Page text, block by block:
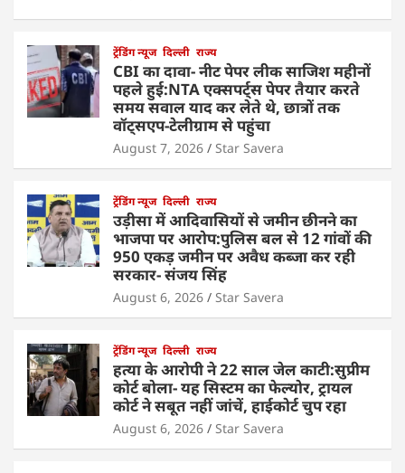
ट्रेंडिंग न्यूज दिल्ली राज्य
CBI का दावा- नीट पेपर लीक साजिश महीनों
पहले हुई:NTA एक्सपर्ट्स पेपर तैयार करते
समय सवाल याद कर लेते थे, छात्रों तक
वॉट्सएप-टेलीग्राम से पहुंचा
August 7, 2026 Star Savera
ट्रेंडिंग न्यूज दिल्ली राज्य
उड़ीसा में आदिवासियों से जमीन छीनने का
भाजपा पर आरोप:पुलिस बल से 12 गांवों की
950 एकड़ जमीन पर अवैध कब्जा कर रही
सरकार- संजय सिंह
August 6, 2026 Star Savera
ट्रेंडिंग न्यूज दिल्ली राज्य
हत्या के आरोपी ने 22 साल जेल काटी:सुप्रीम
कोर्ट बोला- यह सिस्टम का फेल्योर, ट्रायल
कोर्ट ने सबूत नहीं जांचें, हाईकोर्ट चुप रहा
August 6, 2026 Star Savera